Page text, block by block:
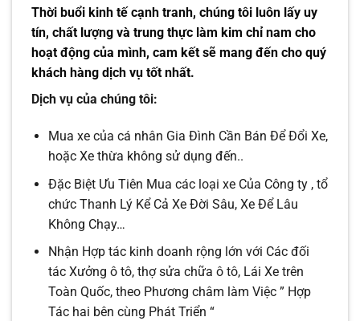
Thời buổi kinh tế cạnh tranh, chúng tôi luôn lấy uy
tín, chất lượng và trung thực làm kim chỉ nam cho
hoạt động của mình, cam kết sẽ mang đến cho quý
khách hàng dịch vụ tốt nhất.
Dịch vụ của chúng tôi:
Mua xe của cá nhân Gia Đình Cần Bán Để Đổi Xe,
hoặc Xe thừa không sử dụng đến..
Đặc Biệt Ưu Tiên Mua các loại xe Của Công ty , tổ
chức Thanh Lý Kể Cả Xe Đời Sâu, Xe Để Lâu
Không Chạy…
Nhận Hợp tác kinh doanh rộng lớn với Các đối
tác Xưởng ô tô, thợ sửa chữa ô tô, Lái Xe trên
Toàn Quốc,theo Phương châm làm Việc ” Hợp
Tác hai bên cùng Phát Triển “